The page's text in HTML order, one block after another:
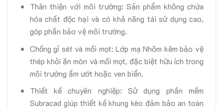
Thân thiện với môi trường: Sản phẩm không chứa
hóa chất độc hại và có khả năng tái sử dụng cao,
góp phần bảo vệ môi trường.
Chống gỉ sét và mối mọt: Lớp mạ Nhôm kẽm bảo vệ
thép khỏi ăn mòn và mối mọt, đặc biệt hữu ích trong
môi trường ẩm ướt hoặc ven biển.
Thiết kế chuyên nghiệp: Sử dụng phần mềm
Subracad giúp thiết kế khung kèo đảm bảo an toàn